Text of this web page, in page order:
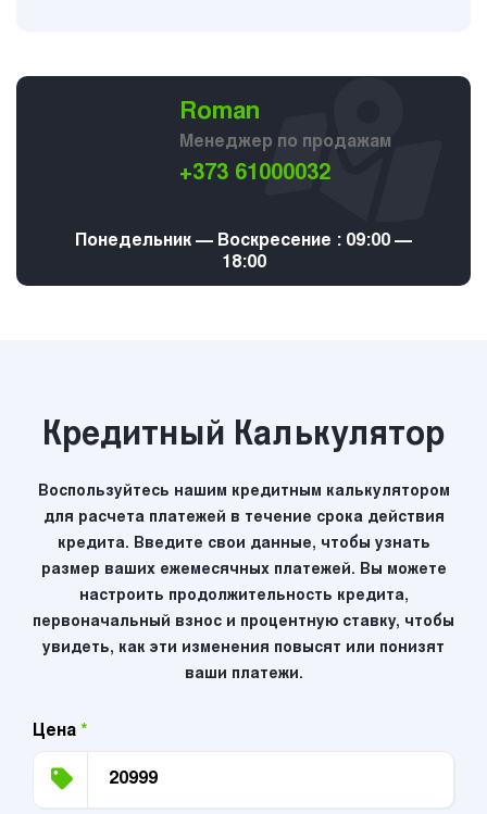
Roman
Менеджер по продажам
+373 61000032
Понедельник — Воскресение : 09:00 —
18:00
Кредитный Калькулятор
Воспользуйтесь нашим кредитным калькулятором
для расчета платежей в течение срока действия
кредита. Введите свои данные, чтобы узнать
размер ваших ежемесячных платежей. Вы можете
настроить продолжительность кредита,
первоначальный взнос и процентную ставку, чтобы
увидеть, как эти изменения повысят или понизят
ваши платежи.
Цена *